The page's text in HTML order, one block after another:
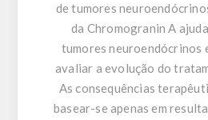
de tumores
da Chromogranin A
tumores neuroendócrinos
avaliar a evolução do
As consequências
basear-se apenas em